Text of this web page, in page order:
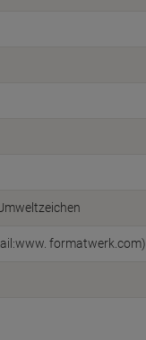
formatwerk.com)